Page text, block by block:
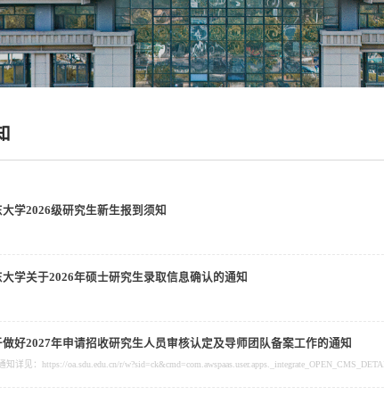
大学2026级研究生新生报到须知
大学关于2026年硕士研究生录取信息确认的通知
做好2027年申请招收研究生人员审核认定及导师团队备案工作的通知